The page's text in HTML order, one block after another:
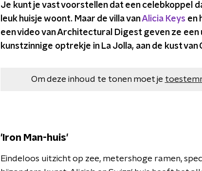
Je kunt je vast voorstellen dat een celebkoppel
leuk huisje woont. Maar de villa vanAlicia Keys en
een video van Architectural Digest geven ze
kunstzinnige optrekje in La Jolla, aan de kust van
Om deze inhoud te tonen moet je
'Iron Man-huis'
Eindeloos uitzicht op zee, metershoge ramen,